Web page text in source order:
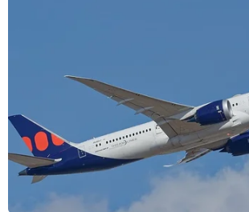
Cảnh báo lũ quét, sạt lở đất ở 8 tỉnh
khu vực Bắc Bộ và Thanh Hóa
06/08/2026 03:47